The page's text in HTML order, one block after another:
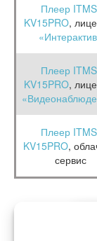
Плеер
KV15PRO,
Плеер
KV15PRO,
Плеер
KV15PRO,
сервис